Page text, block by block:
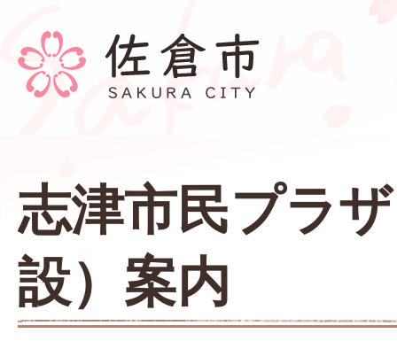
志津市民プラ
設）案内